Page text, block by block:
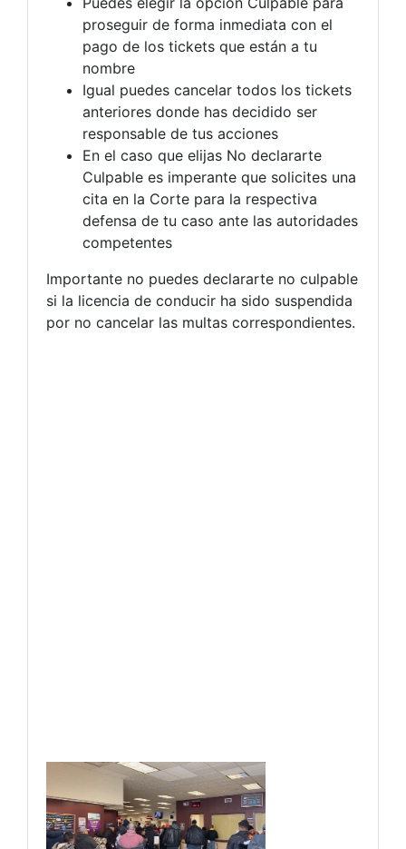
proseguir de forma inmediata con el
pago de los tickets que están a tu
nombre
Igual puedes cancelar todos los tickets
anteriores donde has decidido ser
responsable de tus acciones
En el caso que elijas No declararte
Culpable es imperante que solicites una
cita en la Corte para la respectiva
defensa de tu caso ante las autoridades
competentes
Importante no puedes declararte no culpable
si la licencia de conducir ha sido suspendida
por no cancelar las multas correspondientes.